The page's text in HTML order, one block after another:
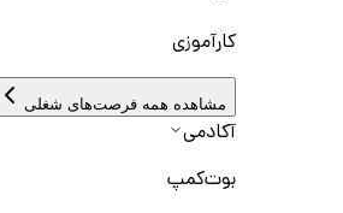
کارآموزی
مشاهده همه فرصت‌های شغلی
آکادمی
بوت‌کمپ